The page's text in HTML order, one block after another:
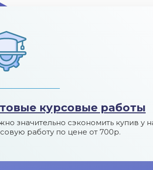
курсовые работы
значительно сэкономить купив у
работу по цене от 700р.